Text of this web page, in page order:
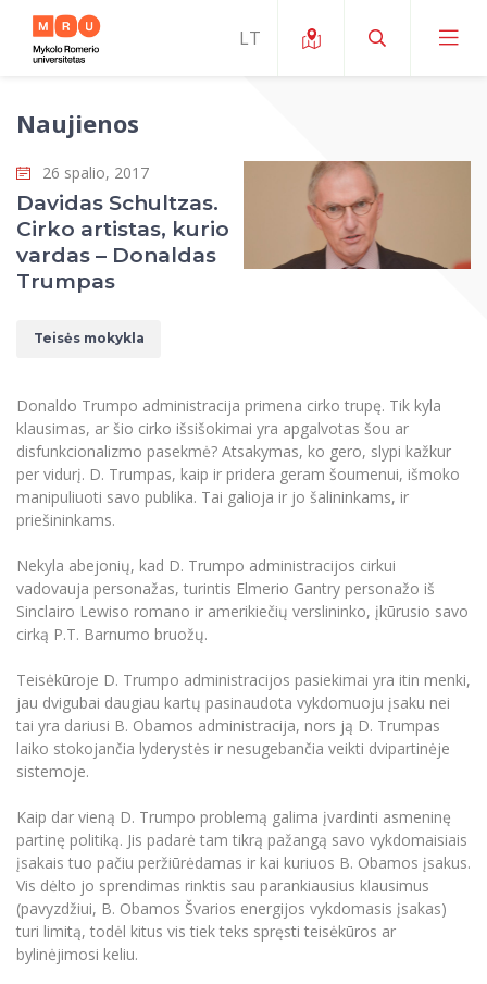
Apie ERUA
Naujienos ir renginiai
Galimybės
Komanda ir kontaktai
Mano studijos
Studijų organizavimas ir aplinka
Estetinis ugdymas
Pramoginių šokių kolektyvas ,,Bolero”
Universiteto teatras
Novikas)
MRU merginų choras
Dokumentai reglamentuojantys studijas
Neformaliuoju ir (ar) savišvietos būdu įgytų
Studijų organizavimas
Studentams
Erasmus+ mobilumas studijoms (SMS)
Erasmus+ mobilumas praktikoms (SMP)
Darbuotojams
Partnerystės
Vilniaus Karaliaus Sedžiongo institutas
Frankofoniškų šalių studijų centras
Skaitmeniniai ženkliukai
Karjeros centras
Emocinė gerovė
MOin – MRU Mokslo ir inovacijų savaitė
Mokslininkų profiliai "CRIS"
Tarptautinių ekspertų tinklas
Atitikties mokslinių tyrimų etikai komitetas
Mokslo laboratorijos
Žmogaus, aplinkos ir technologijų (HET)
Doktorantūra
Akademinė leidyba
Mokymų LAB
Kasmetiniai mokslo renginiai
Rektorės žodis
Reitingai
Universiteto garbės nariai
Akademinė etika
Darbas MRU
Atributika
Naujienos
Studentams
Studentams
Darbuotojams
Darbuotojams
Partnerystės
Darnus vystymasis
Privatumo politika
Negalia ir individualieji poreikiai
Teisės mokykla
Žmogaus ir visuomenės studijų fakultetas
Viešojo valdymo ir verslo fakultetas
Pranešimai spaudai
Ekspertų sąrašas
Renginių kalendorius
Bakalauro studijos
Magistrantūros studijos
Vadovų MBA
Švietimo ir kultūros vadovų MPA
Teisės LL.M.
Papildomosios studijos
Pedagogų rengimas
Personalo valdymo centras
Privačių interesų deklaravimas
Informacija naujiems darbuotojams
Studijų Moodle (studijų vykdymui)
Darbuotojų Moodle (kompetencijų tobulinimui)
Studijų tvarkaraštis
Naujienos
26 spalio, 2017
Davidas Schultzas.
Cirko artistas, kurio
vardas – Donaldas
Trumpas
Teisės mokykla
Donaldo Trumpo administracija primena cirko trupę. Tik kyla
klausimas, ar šio cirko išsišokimai yra apgalvotas šou ar
disfunkcionalizmo pasekmė? Atsakymas, ko gero, slypi kažkur
per vidurį. D. Trumpas, kaip ir pridera geram šoumenui, išmoko
manipuliuoti savo publika. Tai galioja ir jo šalininkams, ir
priešininkams.
Nekyla abejonių, kad D. Trumpo administracijos cirkui
vadovauja personažas, turintis Elmerio Gantry personažo iš
Sinclairo Lewiso romano ir amerikiečių verslininko, įkūrusio savo
cirką P.T. Barnumo bruožų.
Teisėkūroje D. Trumpo administracijos pasiekimai yra itin menki,
jau dvigubai daugiau kartų pasinaudota vykdomuoju įsaku nei
tai yra dariusi B. Obamos administracija, nors ją D. Trumpas
laiko stokojančia lyderystės ir nesugebančia veikti dvipartinėje
sistemoje.
Kaip dar vieną D. Trumpo problemą galima įvardinti asmeninę
partinę politiką. Jis padarė tam tikrą pažangą savo vykdomaisiais
įsakais tuo pačiu peržiūrėdamas ir kai kuriuos B. Obamos įsakus.
Vis dėlto jo sprendimas rinktis sau parankiausius klausimus
(pavyzdžiui, B. Obamos Švarios energijos vykdomasis įsakas)
turi limitą, todėl kitus vis tiek teks spręsti teisėkūros ar
bylinėjimosi keliu.